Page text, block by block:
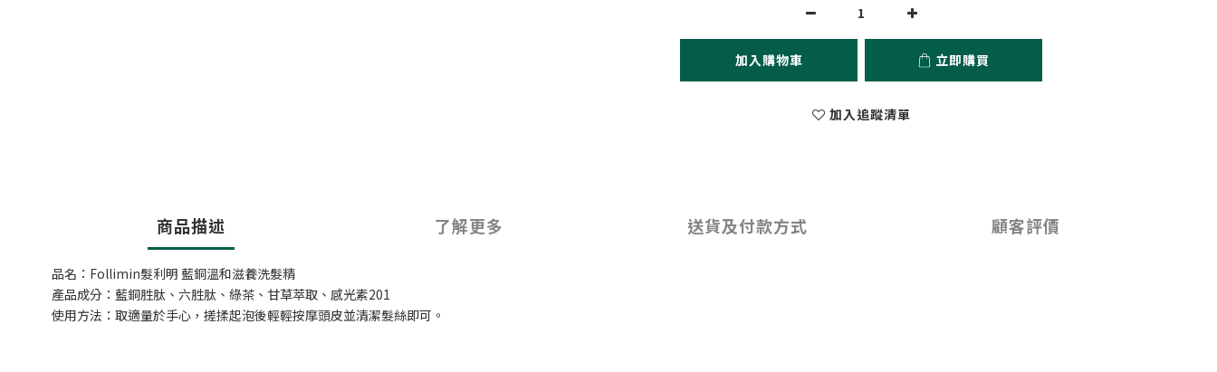
加入購物車 立即購買
加入追蹤清單
商品描述 了解更多 送貨及付款方式 顧客評價
品名：Follimin髮利明 藍銅溫和滋養洗髮精
產品成分：藍銅胜肽、六胜肽、綠茶、甘草萃取、感光素201
使用方法：取適量於手心，搓揉起泡後輕輕按摩頭皮並清潔髮絲即可。